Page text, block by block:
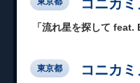
「流れ星を探して
東京都 コニカ